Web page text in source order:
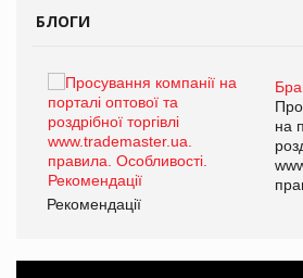
БЛОГИ
на
Рекомендації